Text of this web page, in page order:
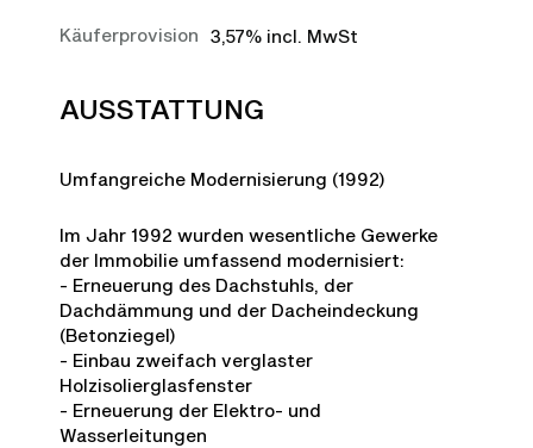
Käuferprovision 3,57% incl. MwSt
AUSSTATTUNG
Umfangreiche Modernisierung (1992)
Im Jahr 1992 wurden wesentliche Gewerke
der Immobilie umfassend modernisiert:
- Erneuerung des Dachstuhls, der
Dachdämmung und der Dacheindeckung
(Betonziegel)
- Einbau zweifach verglaster
Holzisolierglasfenster
- Erneuerung der Elektro- und
Wasserleitungen